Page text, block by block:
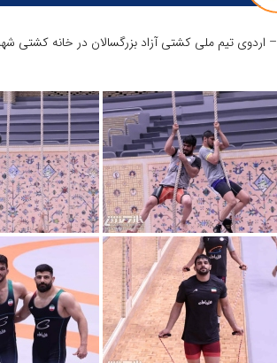
– اردوی تیم ملی کشتی آزاد بزرگسالان در خانه کشتی